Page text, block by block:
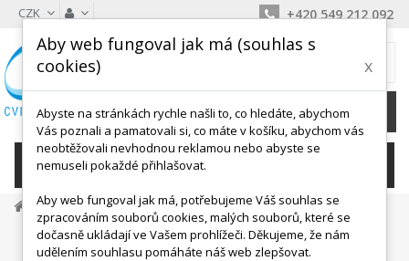
CZK +420 549 212 092
0 Kč
KATEGORIE
Dětské Aktivity, Didaktika
Motorika
Prolézací Tunely, Skákací Pytle
Tunel Prolézací 2,7m - Nyní Modrá Barva
Aby web fungoval jak má (souhlas s
cookies)
x
Abyste na stránkách rychle našli to, co hledáte, abychom
Vás poznali a pamatovali si, co máte v košíku, abychom vás
neobtěžovali nevhodnou reklamou nebo abyste se
nemuseli pokaždé přihlašovat.
Aby web fungoval jak má, potřebujeme Váš souhlas se
zpracováním souborů cookies, malých souborů, které se
dočasně ukládají ve Vašem prohlížeči. Děkujeme, že nám
udělením souhlasu pomáháte náš web zlepšovat.